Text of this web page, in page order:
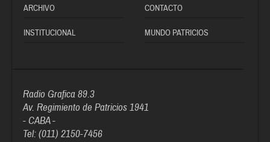
ARCHIVO CONTACTO
INSTITUCIONAL MUNDO PATRICIOS
Radio Grafica 89.3
Av. Regimiento de Patricios 1941
- CABA -
Tel: (011) 2150-7456